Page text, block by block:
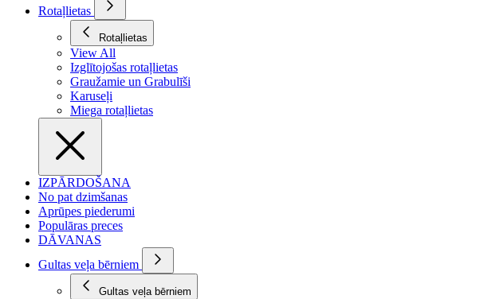
Rotaļlietas
Rotaļlietas
View All
Izglītojošas rotaļlietas
Graužamie un Grabulīši
Karuseļi
Miega rotaļlietas
IZPĀRDOŠANA
No pat dzimšanas
Aprūpes piederumi
Populāras preces
DĀVANAS
Gultas veļa bērniem
Gultas veļa bērniem